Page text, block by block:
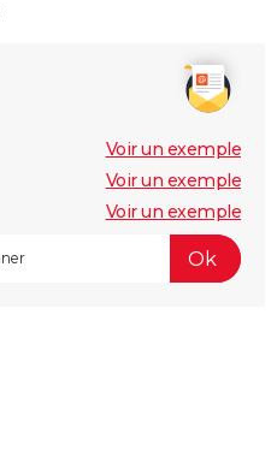
Voir un exemple
Voir un exemple
Voir un exemple